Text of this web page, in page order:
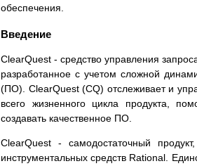
обеспечения.
Введение
ClearQuest - средство управления
разработанное с учетом сложной
(ПО). ClearQuest (CQ) отслеживает и
всего жизненного цикла продукта,
создавать качественное ПО.
ClearQuest - самодостаточный
инструментальных средств Rational.